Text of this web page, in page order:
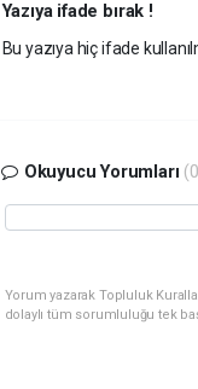
Yazıya ifade bırak !
Bu yazıya hiç ifade
Okuyucu Yorumları
Yorum yazarak Topluluk
dolaylı tüm sorumluluğu tek